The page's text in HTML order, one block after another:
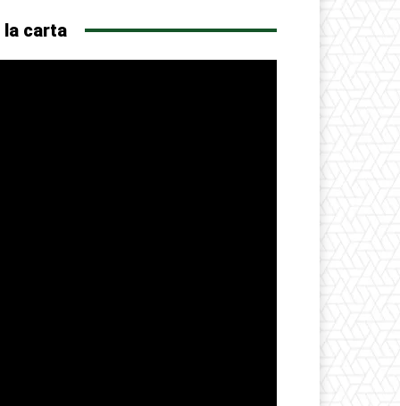
la carta